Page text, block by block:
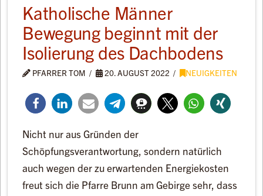
Katholische Männer
Bewegung beginnt mit der
Isolierung des Dachbodens
PFARRER TOM 20. AUGUST 2022 NEUIGKEITEN
Nicht nur aus Gründen der
Schöpfungsverantwortung, sondern natürlich
auch wegen der zu erwartenden Energiekosten
freut sich die Pfarre Brunn am Gebirge sehr, dass